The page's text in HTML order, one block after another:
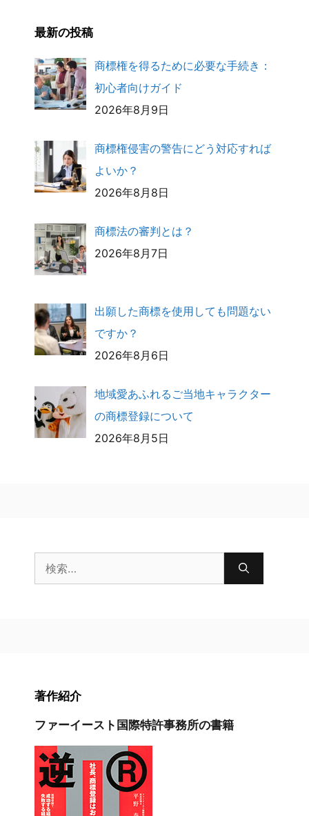
最新の投稿
商標権を得るために必要な手続き：
初心者向けガイド
2026年8月9日
商標権侵害の警告にどう対応すれば
よいか？
2026年8月8日
商標法の審判とは？
2026年8月7日
出願した商標を使用しても問題ない
ですか？
2026年8月6日
地域愛あふれるご当地キャラクター
の商標登録について
2026年8月5日
索:
著作紹介
ファーイースト国際特許事務所の書籍